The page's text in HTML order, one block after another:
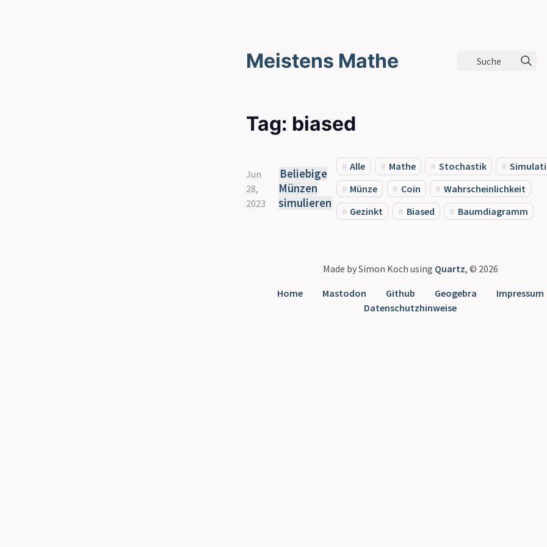
Meistens Mathe Suche
Tag: biased
Jun
28,
2023
Beliebige
Münzen
simulieren
Alle Mathe Stochastik
Münze
Coin
Wahrscheinlichkeit
Gezinkt
Biased Baumdiagramm
Made by Simon Koch using Quartz, © 2026
Home
Mastodon Github Geogebra
Impressum
Datenschutzhinweise